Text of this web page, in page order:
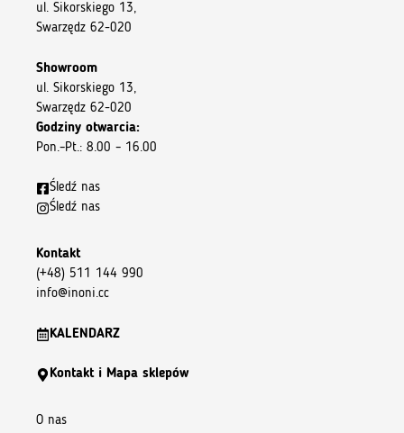
ul. Sikorskiego 13,
Swarzędz 62-020
Showroom
ul. Sikorskiego 13,
Swarzędz 62-020
Godziny otwarcia:
Pon.–Pt.: 8.00 – 16.00
Śledź nas
Śledź nas
Kontakt
(+48) 511 144 990
info@inoni.cc
KALENDARZ
Kontakt i Mapa sklepów
O nas